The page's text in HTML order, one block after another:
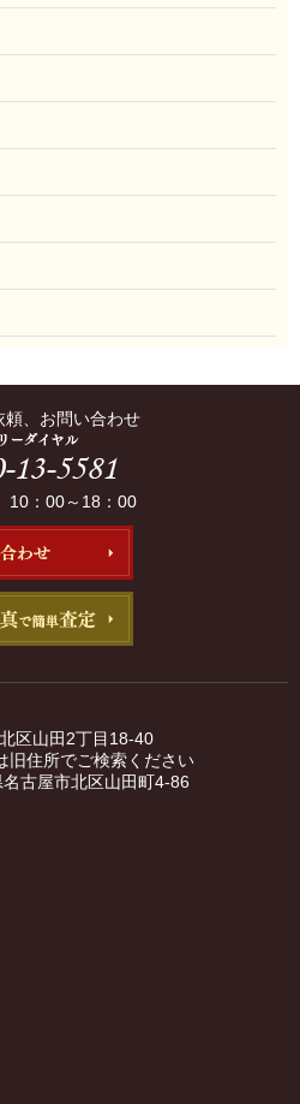
頼、お問い合わせ
：00～18：00
区山田2丁目18-40
旧住所でご検索ください
古屋市北区山田町4-86